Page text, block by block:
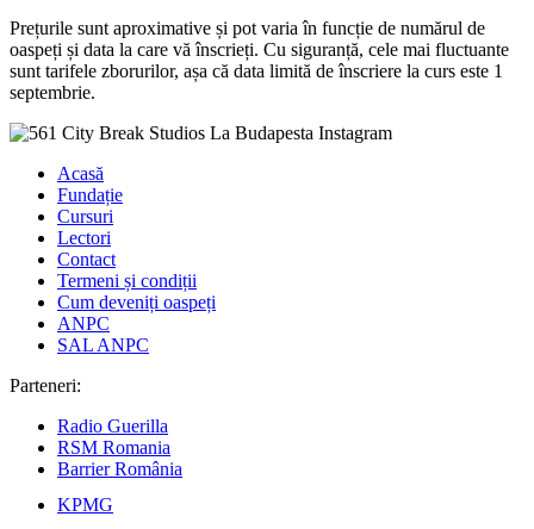
Prețurile sunt aproximative și pot varia în funcție de numărul de
oaspeți și data la care vă înscrieți. Cu siguranță, cele mai fluctuante
sunt tarifele zborurilor, așa că data limită de înscriere la curs este 1
septembrie.
Acasă
Fundație
Cursuri
Lectori
Contact
Termeni și condiții
Cum deveniți oaspeți
ANPC
SAL ANPC
Parteneri:
Radio Guerilla
RSM Romania
Barrier România
KPMG